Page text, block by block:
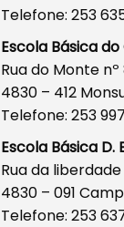
Telefone: 253
Escola Básica
Rua do Monte nº
4830 – 412
Telefone: 253
Escola Básica D.
Rua da liberdade
4830 – 091
Telefone: 253